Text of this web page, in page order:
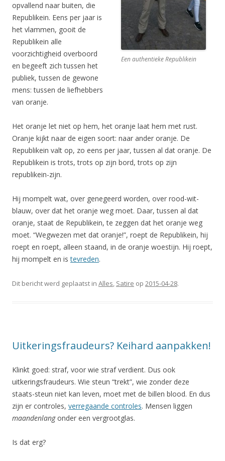
Een authentieke Republikein
opvallend naar buiten, die
Republikein. Eens per jaar is
het vlammen, gooit de
Republikein alle
voorzichtigheid overboord
en begeeft zich tussen het
publiek, tussen de gewone
mens: tussen de liefhebbers
van oranje.
Het oranje let niet op hem, het oranje laat hem met rust.
Oranje kijkt naar de eigen soort: naar ander oranje. De
Republikein valt op, zo eens per jaar, tussen al dat oranje. De
Republikein is trots, trots op zijn bord, trots op zijn
republikein-zijn.
Hij mompelt wat, over genegeerd worden, over rood-wit-
blauw, over dat het oranje weg moet. Daar, tussen al dat
oranje, staat de Republikein, te zeggen dat het oranje weg
moet. “Wegwezen met dat oranje!”, roept de Republikein, hij
roept en roept, alleen staand, in de oranje woestijn. Hij roept,
hij mompelt en istevreden.
Dit bericht werd geplaatst in Alles, Satire op 2015-04-28.
Uitkeringsfraudeurs? Keihard aanpakken!
Klinkt goed: straf, voor wie straf verdient. Dus ook
uitkeringsfraudeurs. Wie steun “trekt”, wie zonder deze
staats-steun niet kan leven, moet met de billen blood. En dus
zijn er controles, verregaande controles. Mensen liggen
maandenlangonder een vergrootglas.
Is dat erg?